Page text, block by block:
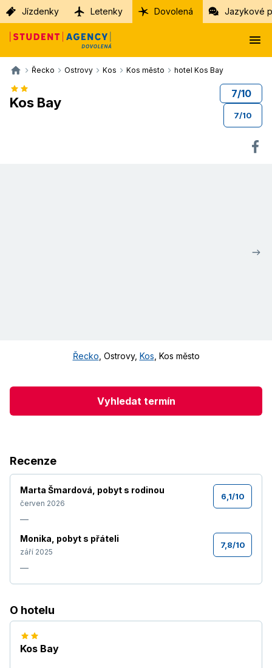
Jízdenky Letenky Dovolená Jazykové
Řecko Ostrovy Kos Kos město hotel Kos Bay
Kos Bay
7/10
7/10
Řecko Ostrovy, Kos Kos město
Vyhledat termín
Recenze
Marta Šmardová pobyt s rodinou
červen 2026
—
6,1/10
Monika pobyt s přáteli
září 2025
—
7,8/10
O hotelu
Kos Bay